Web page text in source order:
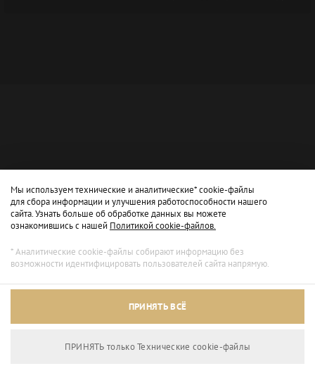
Архивный режим
Мы используем технические и аналитические* cookie-файлы
для сбора информации и улучшения работоспособности нашего
сайта. Узнать больше об обработке данных вы можете
ознакомившись с нашей Политикой cookie-файлов.
* Аналитические cookie-файлы собирают информацию без
возможности идентифицировать пользователей сайта напрямую.
ПРИНЯТЬ ВСЁ
ПРИНЯТЬ только Технические сookie-файлы